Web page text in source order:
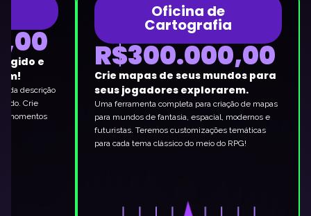
e
descrição
Crie
momentos
Oficina de
Cartografia
R$300.000,00
Crie mapas de seus mundos para
seus jogadores explorarem.
Uma ferramenta completa para criação de mapas
para mundos de fantasia, espacial, modernos e
futuristas. Teremos customizações temáticas
para cada tema clássico do meio do RPG!